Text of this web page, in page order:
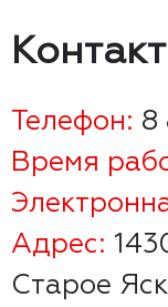
Телефон: 8
Время
Адрес:
Старое